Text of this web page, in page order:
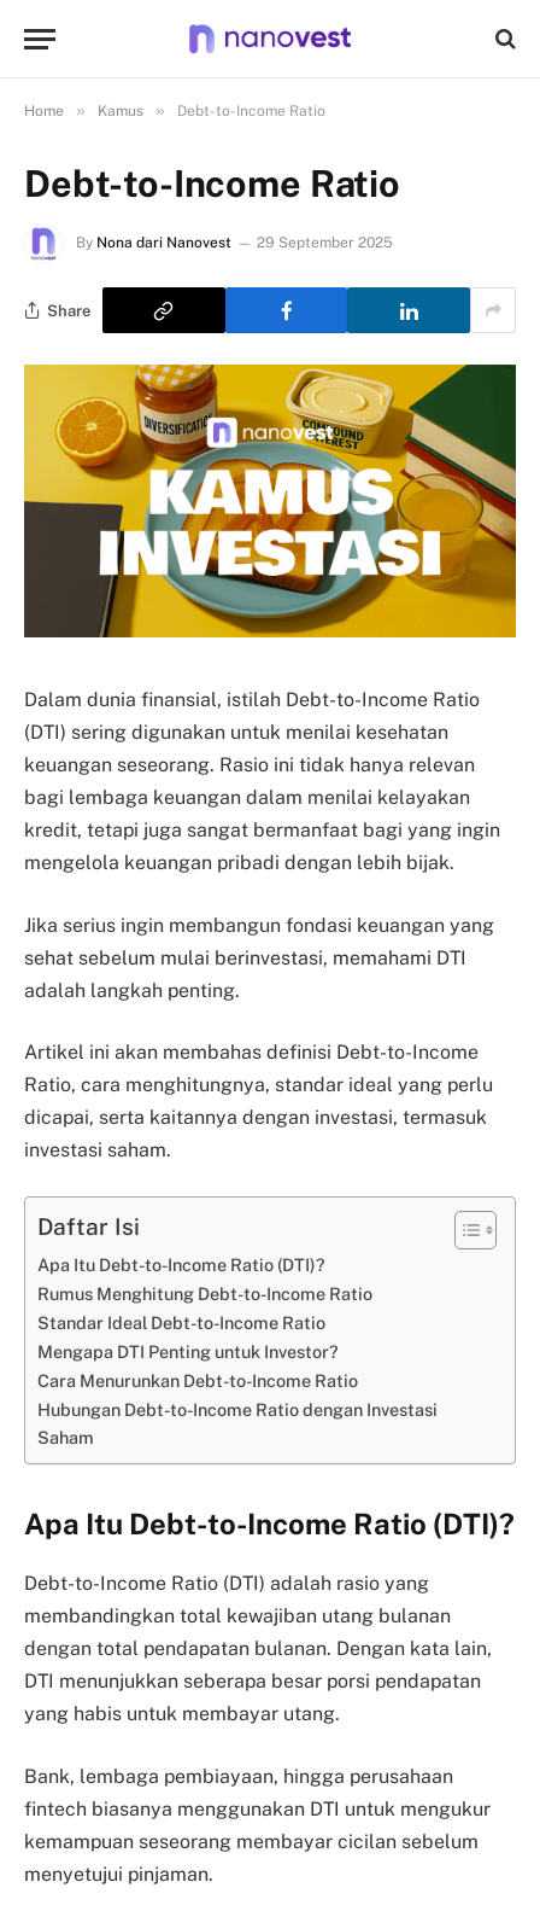
Home » Kamus » Debt-to-Income Ratio
Debt-to-Income Ratio
By Nona dari Nanovest 29 September 2025
Share
Dalam dunia finansial, istilah Debt-to-Income Ratio
(DTI) sering digunakan untuk menilai kesehatan
keuangan seseorang. Rasio ini tidak hanya relevan
bagi lembaga keuangan dalam menilai kelayakan
kredit, tetapi juga sangat bermanfaat bagi yang ingin
mengelola keuangan pribadi dengan lebih bijak.
Jika serius ingin membangun fondasi keuangan yang
sehat sebelum mulai berinvestasi, memahami DTI
adalah langkah penting.
Artikel ini akan membahas definisi Debt-to-Income
Ratio, cara menghitungnya, standar ideal yang perlu
dicapai, serta kaitannya dengan investasi, termasuk
investasi saham.
Daftar Isi
Apa Itu Debt-to-Income Ratio (DTI)?
Rumus Menghitung Debt-to-Income Ratio
Standar Ideal Debt-to-Income Ratio
Mengapa DTI Penting untuk Investor?
Cara Menurunkan Debt-to-Income Ratio
Hubungan Debt-to-Income Ratio dengan Investasi
Saham
Apa Itu Debt-to-Income Ratio (DTI)?
Debt-to-Income Ratio (DTI) adalah rasio yang
membandingkan total kewajiban utang bulanan
dengan total pendapatan bulanan. Dengan kata lain,
DTI menunjukkan seberapa besar porsi pendapatan
yang habis untuk membayar utang.
Bank, lembaga pembiayaan, hingga perusahaan
fintech biasanya menggunakan DTI untuk mengukur
kemampuan seseorang membayar cicilan sebelum
menyetujui pinjaman.